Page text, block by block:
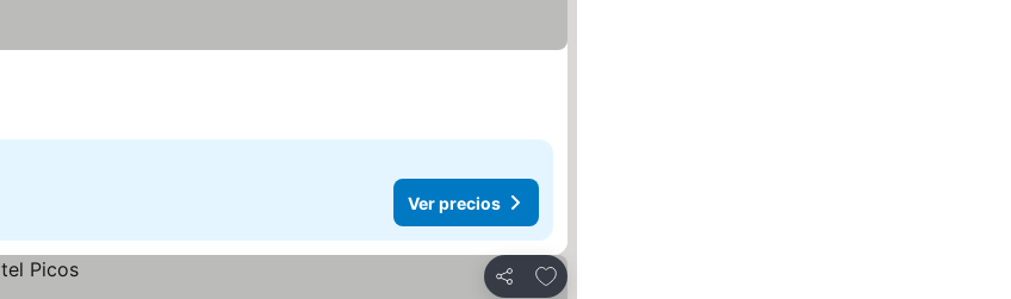
Ver precios
Compartir
Añadir a favoritos